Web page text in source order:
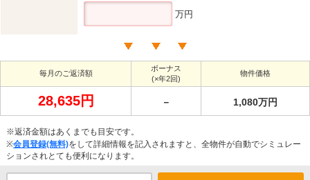
万円
毎月のご返済額
ボーナス
(×年2回)
物件価格
28,635円 － 1,080万円
※返済金額はあくまでも目安です。
※会員登録(無料)をして詳細情報を記入されますと、全物件が自動でシミュレー
ションされとても便利になります。